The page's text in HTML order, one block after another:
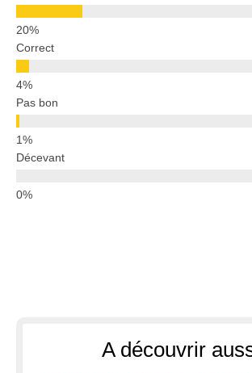
Correct
Pas bon
Décevant
A découvrir